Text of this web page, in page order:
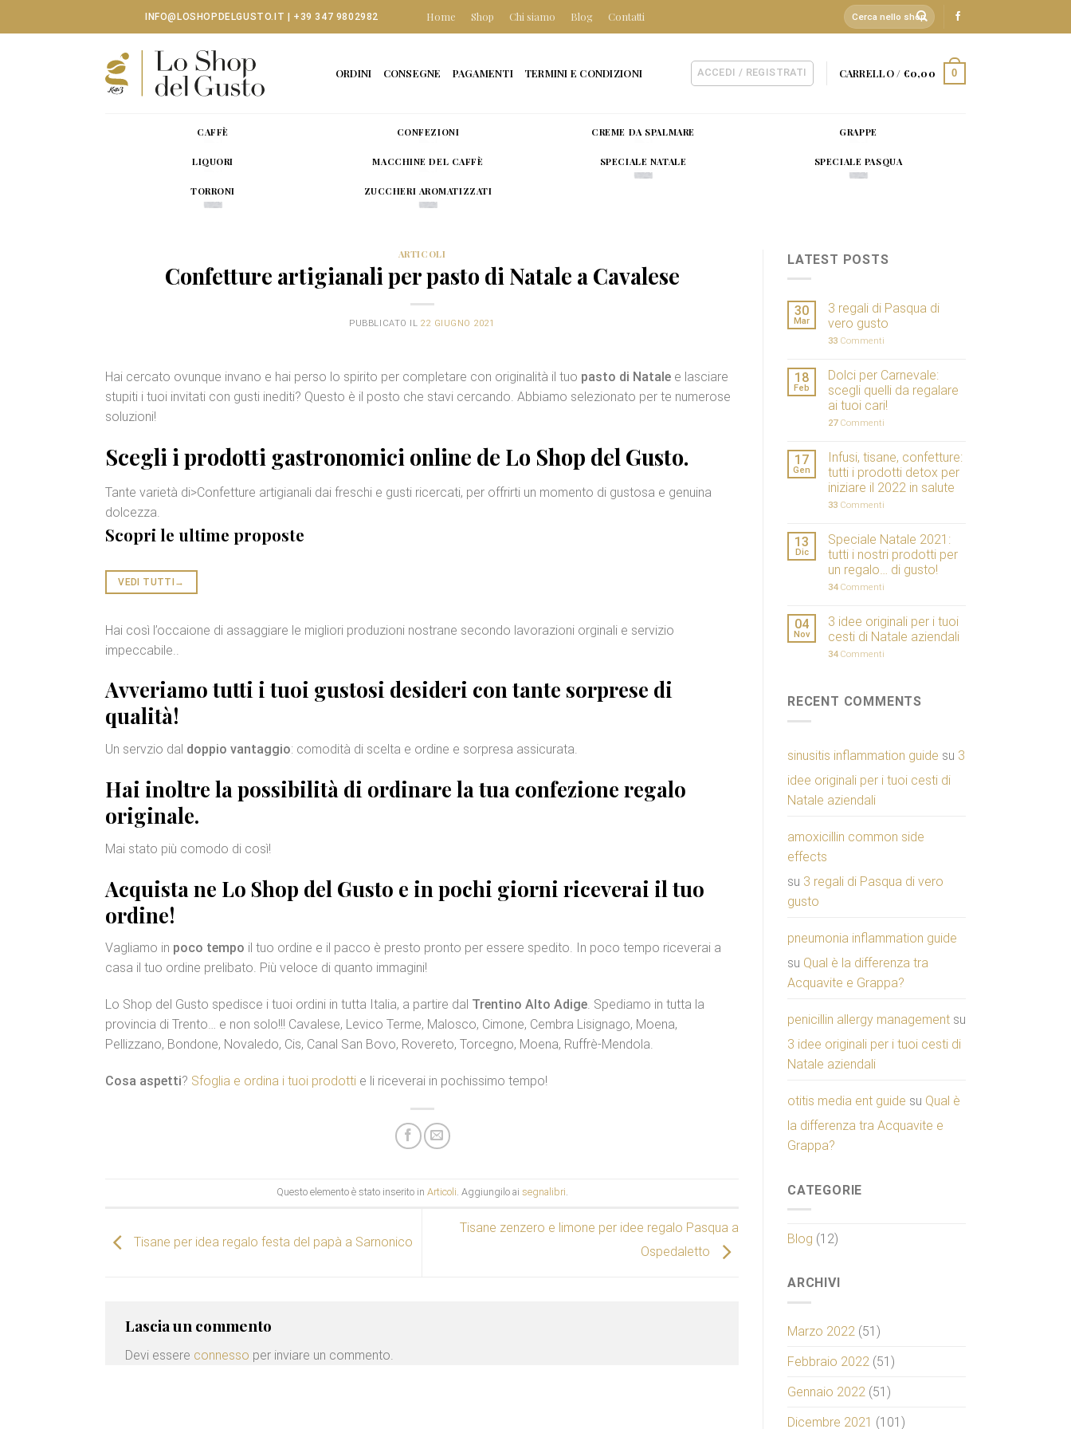
INFO@LOSHOPDELGUSTO.IT | +39 347 9802982 Home Shop Chi siamo Blog Contatti Cerca:
ORDINI CONSEGNE PAGAMENTI TERMINI E CONDIZIONI ACCEDI / REGISTRATI CARRELLO / €0,00 0
CAFFÈ CONFEZIONI CREME DA SPALMARE GRAPPE
LIQUORI MACCHINE DEL CAFFÈ SPECIALE NATALE SPECIALE PASQUA
TORRONI ZUCCHERI AROMATIZZATI
ARTICOLI
Confetture artigianali per pasto di Natale a Cavalese
PUBBLICATO IL 22 GIUGNO 2021
Hai cercato ovunque invano e hai perso lo spirito per completare con originalità il tuo pasto di Natale e lasciare
stupiti i tuoi invitati con gusti inediti? Questo è il posto che stavi cercando. Abbiamo selezionato per te numerose
soluzioni!
Scegli iprodotti gastronomici online de Lo Shop del Gusto.
Tante varietà di>Confetture artigianali dai freschi e gusti ricercati, per offrirti un momento di gustosa e genuina
dolcezza.
Scopri le ultime proposte
VEDI TUTTI →
Hai così l’occaione di assaggiare le migliori produzioni nostrane secondo lavorazioni orginali e servizio
impeccabile..
Avveriamo tutti i tuoi gustosi desideri con tante sorprese di
qualità!
Un servzio dal doppio vantaggio: comodità di scelta e ordine e sorpresa assicurata.
Hai inoltre la possibilità di ordinare la tua confezione regalo
originale.
Mai stato più comodo di così!
Acquista ne Lo Shop del Gusto e in pochi giorni riceverai il tuo
ordine!
Vagliamo in poco tempo il tuo ordine e il pacco è presto pronto per essere spedito. In poco tempo riceverai a
casa il tuo ordine prelibato. Più veloce di quanto immagini!
Lo Shop del Gusto spedisce i tuoi ordini in tutta Italia, a partire dal Trentino Alto Adige. Spediamo in tutta la
provincia di Trento… e non solo!!! Cavalese, Levico Terme, Malosco, Cimone, Cembra Lisignago, Moena,
Pellizzano, Bondone, Novaledo, Cis, Canal San Bovo, Rovereto, Torcegno, Moena, Ruffrè-Mendola.
Cosa aspetti? Sfoglia e ordina i tuoi prodotti e li riceverai in pochissimo tempo!
Questo elemento è stato inserito in Articoli. Aggiungilo ai segnalibri.
Tisane per idea regalo festa del papà a Sarnonico
Tisane zenzero e limone per idee regalo Pasqua a
Ospedaletto
Lascia un commento
Devi essere connesso per inviare un commento.
LATEST POSTS
30
Mar
3 regali di Pasqua di
vero gusto
33 Commenti
18
Feb
Dolci per Carnevale:
scegli quelli da regalare
ai tuoi cari!
27Commenti
17
Gen
Infusi, tisane, confetture:
tutti i prodotti detox per
iniziare il 2022 in salute
33 Commenti
13
Dic
Speciale Natale 2021:
tutti i nostri prodotti per
un regalo… di gusto!
34Commenti
04
Nov
3 idee originali per i tuoi
cesti di Natale aziendali
34Commenti
RECENT COMMENTS
sinusitis inflammation guide su 3
idee originali per i tuoi cesti di
Natale aziendali
amoxicillin common side
effects
su 3 regali di Pasqua di vero
gusto
pneumonia inflammation guide
su Qual è la differenza tra
Acquavite e Grappa?
penicillin allergy management su
3 idee originali per i tuoi cesti di
Natale aziendali
otitis media ent guide su Qual è
la differenza tra Acquavite e
Grappa?
CATEGORIE
Blog (12)
ARCHIVI
Marzo 2022 (51)
Febbraio 2022 (51)
Gennaio 2022 (51)
Dicembre 2021 (101)